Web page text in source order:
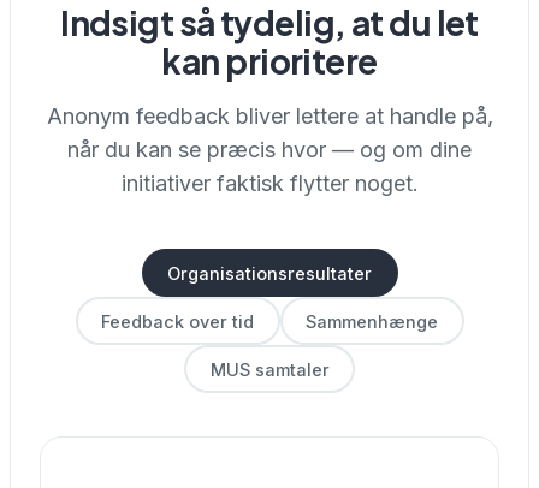
Indsigt så tydelig, at du let
kan prioritere
Anonym feedback bliver lettere at handle på,
når du kan se præcis hvor — og om dine
initiativer faktisk flytter noget.
Organisationsresultater
Feedback over tid Sammenhænge
MUS samtaler